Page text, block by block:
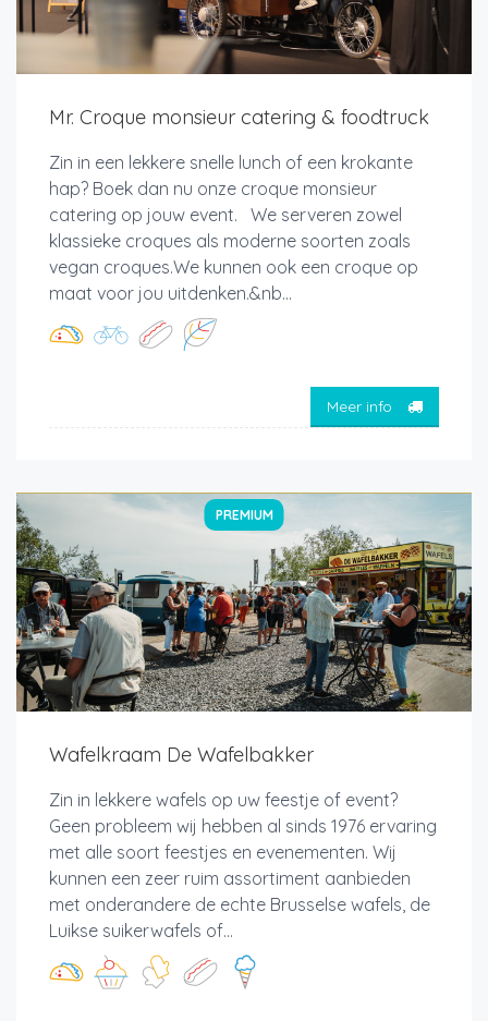
Mr. Croque monsieur catering & foodtruck
Zin in een lekkere snelle lunch of een krokante
hap? Boek dan nu onze croque monsieur
catering op jouw event. We serveren zowel
klassieke croques als moderne soorten zoals
vegan croques.We kunnen ook een croque op
maat voor jou uitdenken.&nb...
Meer info
PREMIUM
Wafelkraam De Wafelbakker
Zin in lekkere wafels op uw feestje of event?
Geen probleem wij hebben al sinds 1976 ervaring
met alle soort feestjes en evenementen. Wij
kunnen een zeer ruim assortiment aanbieden
met onderandere de echte Brusselse wafels, de
Luikse suikerwafels of...